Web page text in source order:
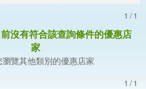
1/1
沒有符合該查詢條件的優惠店
家
覽其他類別的優惠店家
1/1